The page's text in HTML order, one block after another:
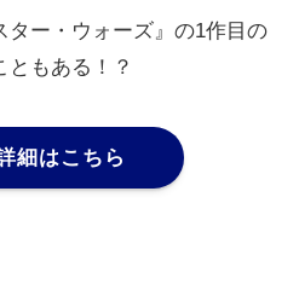
ー・ウォーズ』の1作目の
ともある！？
細はこちら